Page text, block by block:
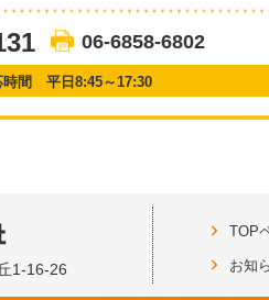
06-6858-6802
時間 平日8:45～17:30
1-16-26
TOP
お知